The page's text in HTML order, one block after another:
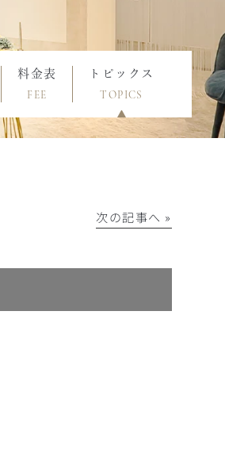
料金表
FEE
トピックス
TOPICS
次の記事へ »